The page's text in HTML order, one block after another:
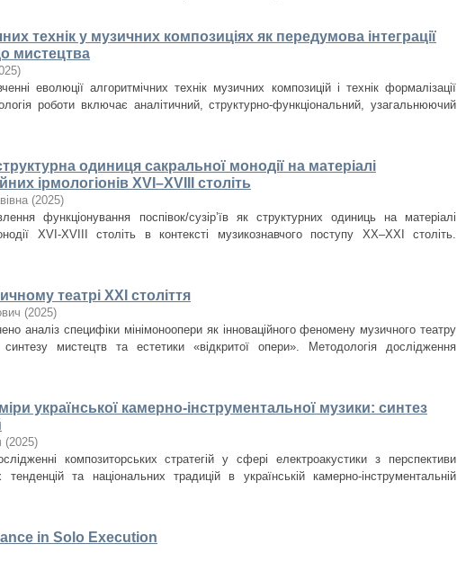
технік у музичних композиціях як передумова інтеграції
мистецтва
)
еволюції алгоритмічних технік музичних композицій і технік формалізації
роботи включає аналітичний, структурно-функціональний, узагальнюючий
одиниця сакральної монодії на матеріалі
ірмологіонів XVI–XVIII століть
(2025)
функціонування поспівок/сузір’їв як структурних одиниць на матеріалі
XVI-XVIII cтоліть в контексті музикознавчого поступу ХХ–ХХІ століть.
театрі ХХІ століття
(2025)
аналіз специфіки мінімоноопери як інноваційного феномену музичного театру
мистецтв та естетики «відкритої опери». Методологія дослідження
української камерно-інструментальної музики: синтез
(2025)
композиторських стратегій у сфері електроакустики з перспективи
тенденцій та національних традицій в українській камерно-інструментальній
in Solo Execution